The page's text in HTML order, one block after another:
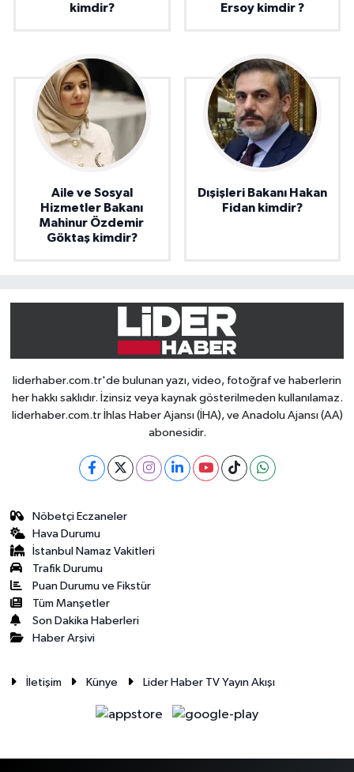
kimdir?
Ersoy kimdir ?
Aile ve Sosyal
Hizmetler Bakanı
Mahinur Özdemir
Göktaş kimdir?
Dışişleri Bakanı Hakan
Fidan kimdir?
liderhaber.com.tr'de bulunan yazı, video, fotoğraf ve haberlerin
her hakkı saklıdır. İzinsiz veya kaynak gösterilmeden kullanılamaz.
liderhaber.com.tr İhlas Haber Ajansı (İHA), ve Anadolu Ajansı (AA)
abonesidir.
Nöbetçi Eczaneler
Hava Durumu
İstanbul Namaz Vakitleri
Trafik Durumu
Puan Durumu ve Fikstür
Tüm Manşetler
Son Dakika Haberleri
Haber Arşivi
İletişim Künye Lider Haber TV Yayın Akışı